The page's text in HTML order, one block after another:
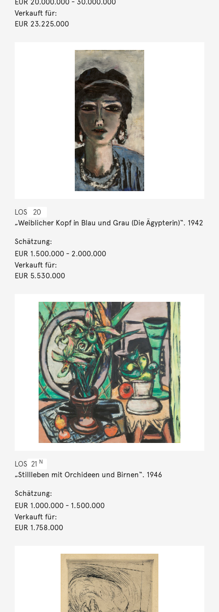
EUR 20.000.000- 30.000.000
Verkauft für:
EUR 23.225.000
LOS 20
„Weiblicher Kopf in Blau und Grau (Die Ägypterin)“. 1942
Schätzung:
EUR 1.500.000- 2.000.000
Verkauft für:
EUR 5.530.000
LOS 21 N
„Stillleben mit Orchideen und Birnen“. 1946
Schätzung:
EUR 1.000.000- 1.500.000
Verkauft für:
EUR 1.758.000